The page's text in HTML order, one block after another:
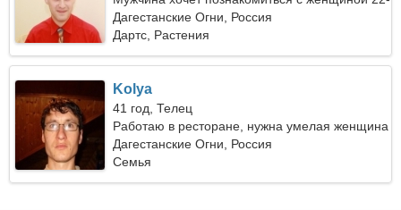
28
Дагестанские Огни, Россия
Дартс, Растения
Kolya
41 год, Телец
Работаю в ресторане, нужна умелая женщина
Дагестанские Огни, Россия
Семья